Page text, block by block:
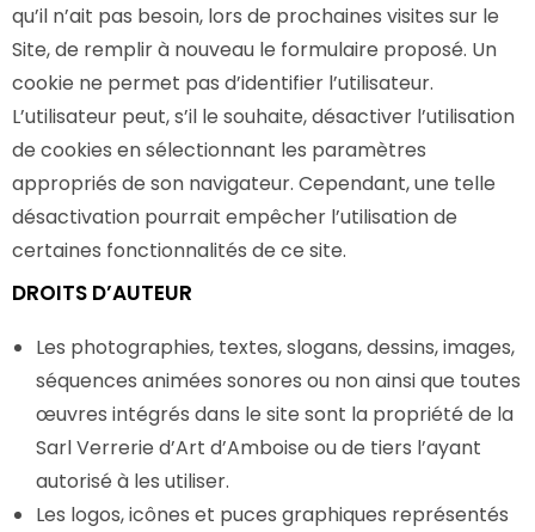
qu’il n’ait pas besoin, lors de prochaines visites sur le
Site, de remplir à nouveau le formulaire proposé. Un
cookie ne permet pas d’identifier l’utilisateur.
L’utilisateur peut, s’il le souhaite, désactiver l’utilisation
de cookies en sélectionnant les paramètres
appropriés de son navigateur. Cependant, une telle
désactivation pourrait empêcher l’utilisation de
certaines fonctionnalités de ce site.
DROITS D’AUTEUR
Les photographies, textes, slogans, dessins, images,
séquences animées sonores ou non ainsi que toutes
œuvres intégrés dans le site sont la propriété de la
Sarl Verrerie d’Art d’Amboise ou de tiers l’ayant
autorisé à les utiliser.
Les logos, icônes et puces graphiques représentés